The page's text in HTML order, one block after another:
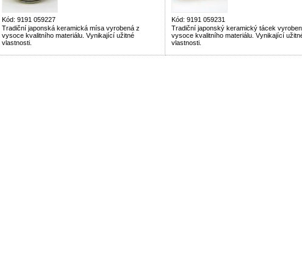
Kód: 9191 059227
Tradiční japonská keramická mísa vyrobená z
vysoce kvalitního materiálu. Vynikající užitné
vlastnosti.
Kód: 9191 059231
Tradiční japonský keramický tácek
vysoce kvalitního materiálu. Vynikající
vlastnosti.